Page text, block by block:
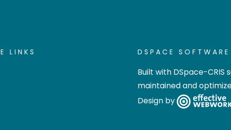
LINKS DSPACE SOFTWARE
Built with DSpace-CRIS
maintained and
Design by